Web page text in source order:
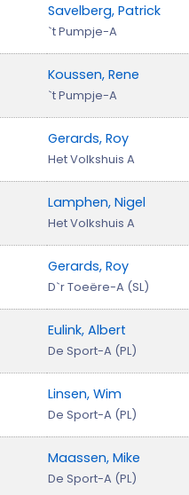
Savelberg, Patrick
`t Pumpje-A
Koussen, Rene
`t Pumpje-A
Gerards, Roy
Het Volkshuis A
Lamphen, Nigel
Het Volkshuis A
Gerards, Roy
D`r Toeëre-A (SL)
Eulink, Albert
De Sport-A (PL)
Linsen, Wim
De Sport-A (PL)
Maassen, Mike
De Sport-A (PL)